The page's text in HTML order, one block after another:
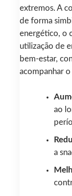
extremos. A
de forma
energético, o
utilização de
bem-estar,
acompanhar o
ao
a